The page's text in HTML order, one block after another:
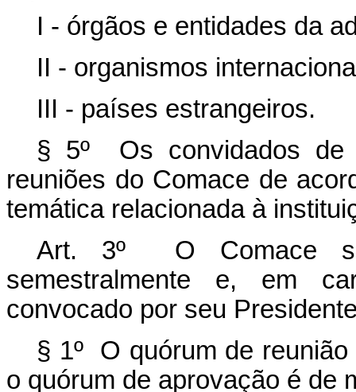
I - órgãos e entidades da
II - organismos
III - países estrangeiros.
§ 5º Os convidados de
reuniões do Comace de
temática relacionada à
Art. 3º O Comace
semestralmente e, em
convocado por seu
§ 1º O quórum de
o quórum de aprovação é de